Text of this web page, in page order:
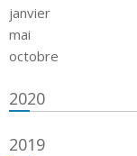
janvier
mai
octobre
2020
2019